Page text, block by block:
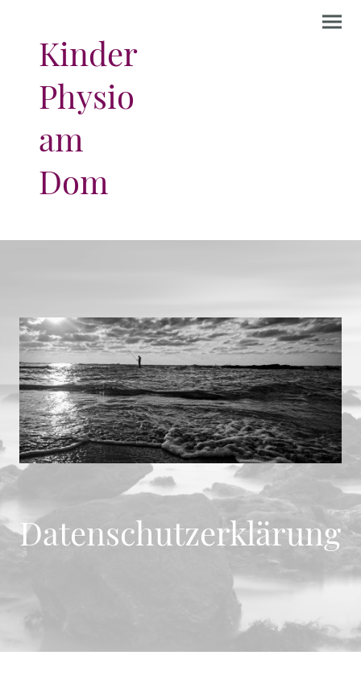
Kinder
Physio
am
Dom
Datenschutzerklärung